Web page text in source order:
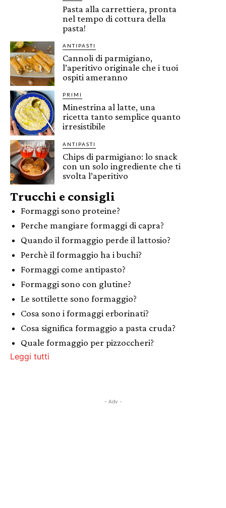
Pasta alla carrettiera, pronta
nel tempo di cottura della
pasta!
ANTIPASTI
Cannoli di parmigiano,
l’aperitivo originale che i tuoi
ospiti ameranno
PRIMI
Minestrina al latte, una
ricetta tanto semplice quanto
irresistibile
ANTIPASTI
Chips di parmigiano: lo snack
con un solo ingrediente che ti
svolta l’aperitivo
Trucchi e consigli
Formaggi sono proteine?
Perche mangiare formaggi di capra?
Quando il formaggio perde il lattosio?
Perchè il formaggio ha i buchi?
Formaggi come antipasto?
Formaggi sono con glutine?
Le sottilette sono formaggio?
Cosa sono i formaggi erborinati?
Cosa significa formaggio a pasta cruda?
Quale formaggio per pizzoccheri?
Leggi tutti
- Adv -